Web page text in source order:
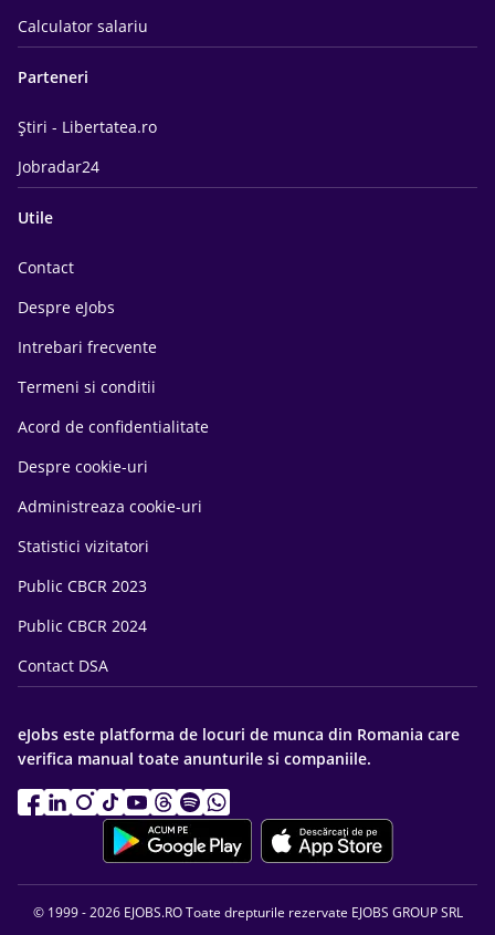
Calculator salariu
Parteneri
Știri - Libertatea.ro
Jobradar24
Utile
Contact
Despre eJobs
Intrebari frecvente
Termeni si conditii
Acord de confidentialitate
Despre cookie-uri
Administreaza cookie-uri
Statistici vizitatori
Public CBCR 2023
Public CBCR 2024
Contact DSA
eJobs este platforma de locuri de munca din Romania care
verifica manual toate anunturile si companiile.
© 1999 - 2026 EJOBS.RO Toate drepturile rezervate EJOBS GROUP SRL